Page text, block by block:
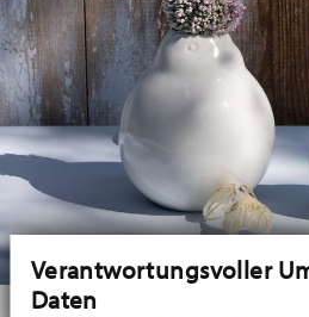
Verantwortungsvoller
Daten